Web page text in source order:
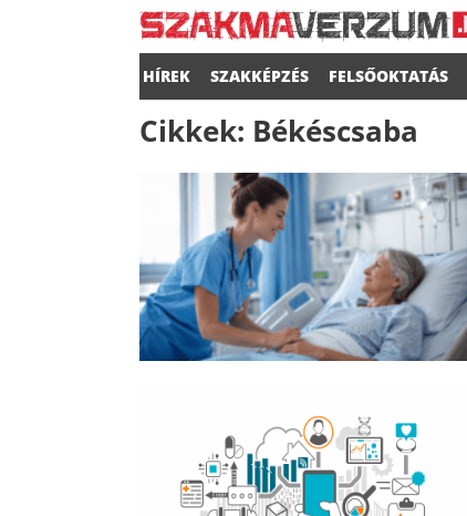
HÍREK SZAKKÉPZÉS FELSŐOKTATÁS
Cikkek: Békéscsaba